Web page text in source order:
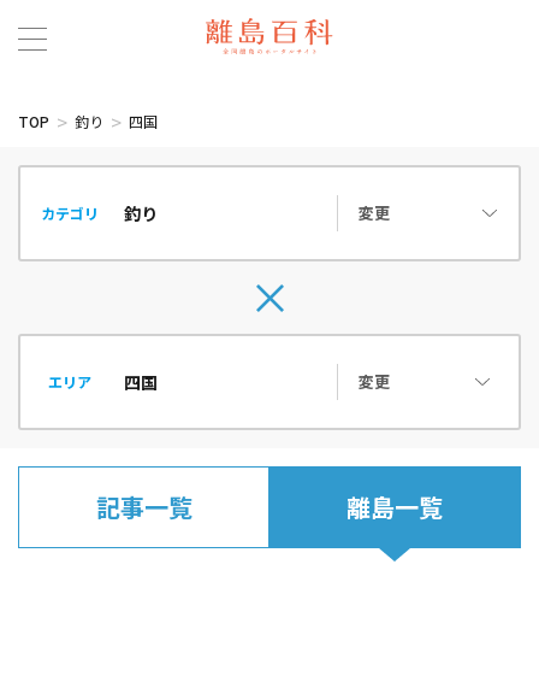
TOP 釣り 四国
カテゴリ 変更
エリア 変更
記事一覧 離島一覧